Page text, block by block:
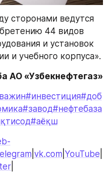
сторонами ведутся
44 видов
и установок
и учебного корпуса».
АО «Узбекнефтегаз»
#инвестиция#доб
#завод#нефтебаза
#аёқш
vk.com YouTube